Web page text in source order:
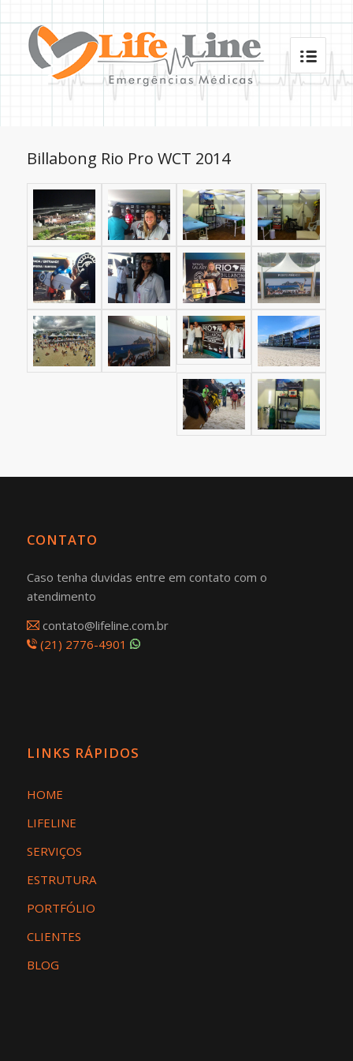
Billabong Rio Pro WCT 2014
CONTATO
Caso tenha duvidas entre em contato com o
atendimento
contato@lifeline.com.br
(21) 2776-4901
LINKS RÁPIDOS
HOME
LIFELINE
SERVIÇOS
ESTRUTURA
PORTFÓLIO
CLIENTES
BLOG